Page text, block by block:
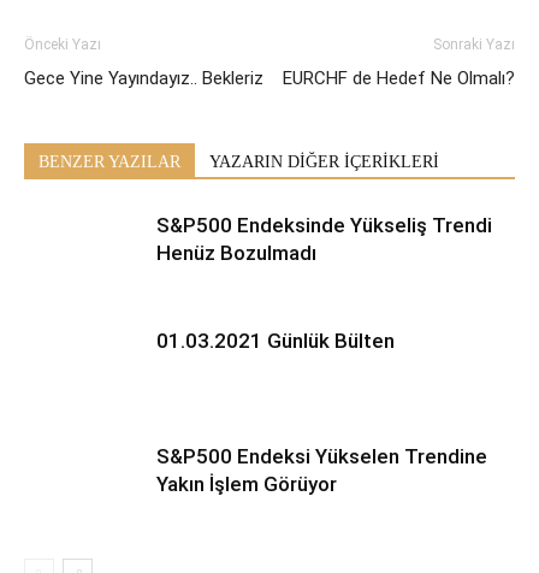
Önceki Yazı
Gece Yine Yayındayız.. Bekleriz
Sonraki Yazı
EURCHF de Hedef Ne Olmalı?
BENZER YAZILAR YAZARIN DİĞER İÇERİKLERİ
S&P500 Endeksinde Yükseliş Trendi
Henüz Bozulmadı
01.03.2021 Günlük Bülten
S&P500 Endeksi Yükselen Trendine
Yakın İşlem Görüyor